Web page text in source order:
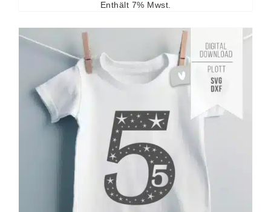
Enthält 7% Mwst.